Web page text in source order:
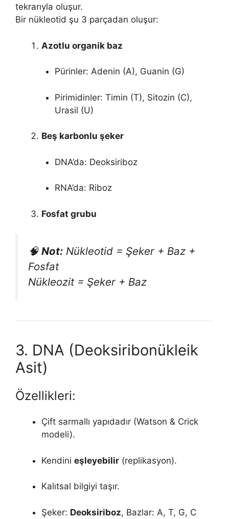
tekrarıyla oluşur.
Bir nükleotid şu 3 parçadan oluşur:
Azotlu organik baz
Pürinler: Adenin (A), Guanin (G)
Pirimidinler: Timin (T), Sitozin (C),
Urasil (U)
Beş karbonlu şeker
DNA’da: Deoksiriboz
RNA’da: Riboz
Fosfat grubu
🧠 Not: Nükleotid = Şeker + Baz +
Fosfat
Nükleozit = Şeker + Baz
3. DNA (Deoksiribonükleik
Asit)
Özellikleri:
Çift sarmallı yapıdadır (Watson & Crick
modeli).
Kendini eşleyebilir (replikasyon).
Kalıtsal bilgiyi taşır.
Şeker: Deoksiriboz, Bazlar: A, T, G, C